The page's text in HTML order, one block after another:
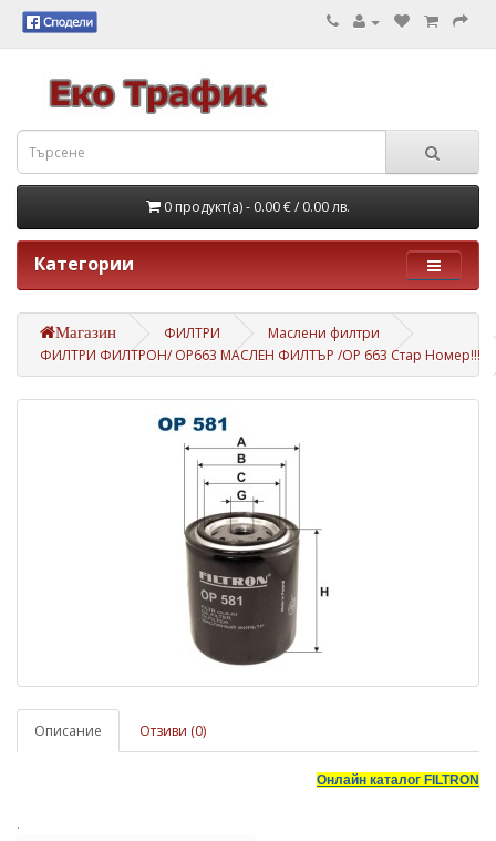
0 продукт(а) - 0.00 €/ 0.00 лв.
Категории
Магазин ФИЛТРИ
Маслени филтри
ФИЛТРИ ФИЛТРОН/ OP663 МАСЛЕН ФИЛТЪР /OP 663 Стар Номер!!!
Описание Отзиви (0)
Онлайн каталог FILTRON
.